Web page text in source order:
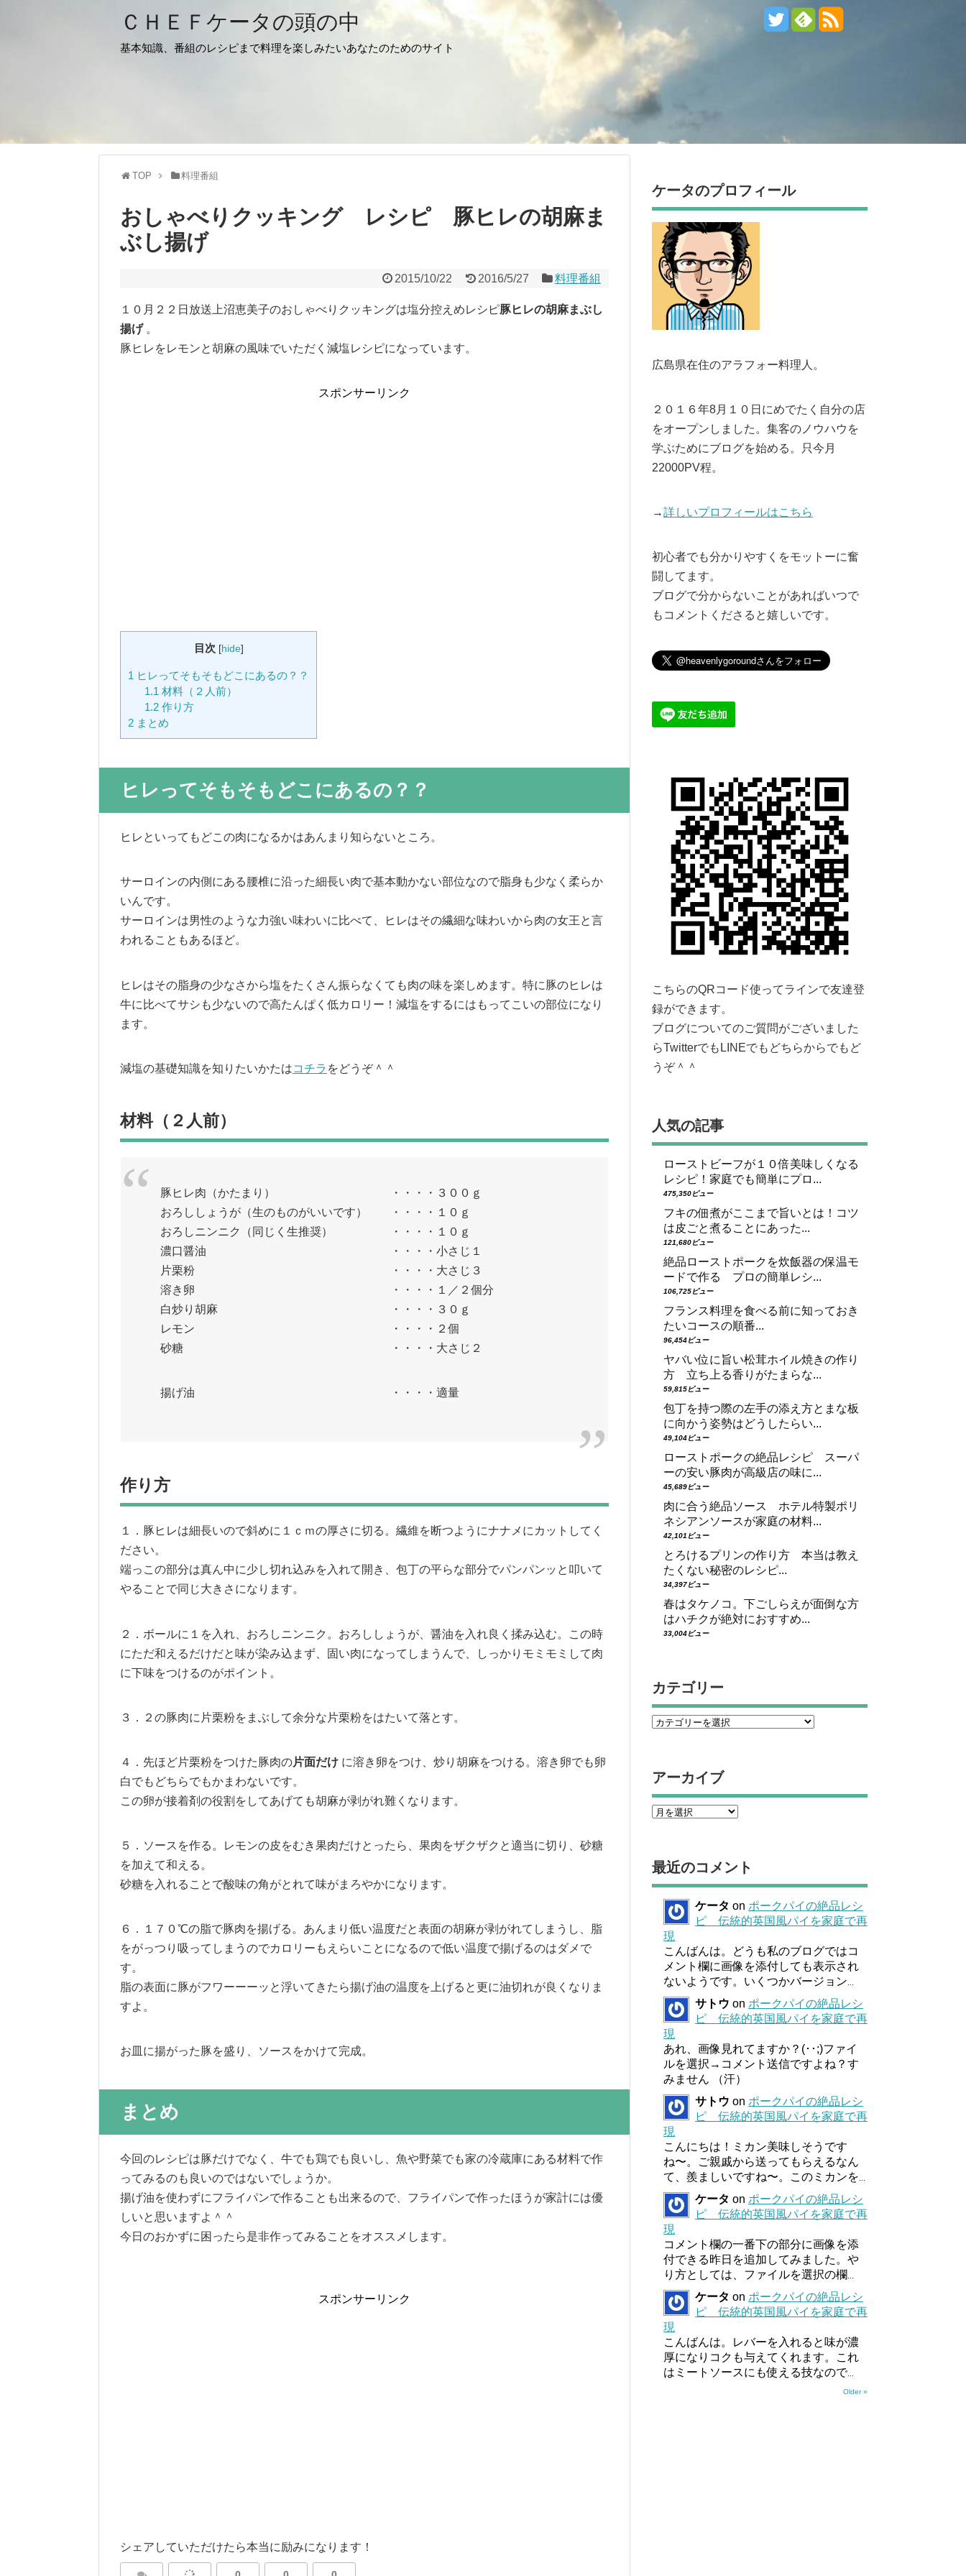
ＣＨＥＦケータの頭の中
基本知識、番組のレシピまで料理を楽しみたいあなたのためのサイト
TOP 料理番組
おしゃべりクッキング レシピ 豚ヒレの胡麻ま
ぶし揚げ
2015/10/22 2016/5/27 料理番組
１０月２２日放送上沼恵美子のおしゃべりクッキングは塩分控えめレシピ豚ヒレの胡麻まぶし
揚げ 。
豚ヒレをレモンと胡麻の風味でいただく減塩レシピになっています。
スポンサーリンク
目次 [hide]
1 ヒレってそもそもどこにあるの？？
1.1 材料（２人前）
1.2作り方
2 まとめ
ヒレってそもそもどこにあるの？？
ヒレといってもどこの肉になるかはあんまり知らないところ。
サーロインの内側にある腰椎に沿った細長い肉で基本動かない部位なので脂身も少なく柔らか
いんです。
サーロインは男性のような力強い味わいに比べて、ヒレはその繊細な味わいから肉の女王と言
われることもあるほど。
ヒレはその脂身の少なさから塩をたくさん振らなくても肉の味を楽しめます。特に豚のヒレは
牛に比べてサシも少ないので高たんぱく低カロリー！減塩をするにはもってこいの部位になり
ます。
減塩の基礎知識を知りたいかたはコチラ をどうぞ＾＾
材料（２人前）
豚ヒレ肉（かたまり） ・・・・３００ｇ
おろししょうが（生のものがいいです） ・・・・１０ｇ
おろしニンニク（同じく生推奨） ・・・・１０ｇ
濃口醤油 ・・・・小さじ１
片栗粉 ・・・・大さじ３
溶き卵 ・・・・１／２個分
白炒り胡麻 ・・・・３０ｇ
レモン ・・・・２個
砂糖 ・・・・大さじ２
揚げ油 ・・・・適量
作り方
１．豚ヒレは細長いので斜めに１ｃｍの厚さに切る。繊維を断つようにナナメにカットしてく
ださい。
端っこの部分は真ん中に少し切れ込みを入れて開き、包丁の平らな部分でパンパンッと叩いて
やることで同じ大きさになります。
２．ボールに１を入れ、おろしニンニク。おろししょうが、醤油を入れ良く揉み込む。この時
にただ和えるだけだと味が染み込まず、固い肉になってしまうんで、しっかりモミモミして肉
に下味をつけるのがポイント。
３．２の豚肉に片栗粉をまぶして余分な片栗粉をはたいて落とす。
４．先ほど片栗粉をつけた豚肉の片面だけ に溶き卵をつけ、炒り胡麻をつける。溶き卵でも卵
白でもどちらでもかまわないです。
この卵が接着剤の役割をしてあげても胡麻が剥がれ難くなります。
５．ソースを作る。レモンの皮をむき果肉だけとったら、果肉をザクザクと適当に切り、砂糖
を加えて和える。
砂糖を入れることで酸味の角がとれて味がまろやかになります。
６．１７０℃の脂で豚肉を揚げる。あんまり低い温度だと表面の胡麻が剥がれてしまうし、脂
をがっつり吸ってしまうのでカロリーもえらいことになるので低い温度で揚げるのはダメで
す。
脂の表面に豚がフワーーーッと浮いてきたら揚げ油の温度を上げると更に油切れが良くなりま
すよ。
お皿に揚がった豚を盛り、ソースをかけて完成。
まとめ
今回のレシピは豚だけでなく、牛でも鶏でも良いし、魚や野菜でも家の冷蔵庫にある材料で作
ってみるのも良いのではないでしょうか。
揚げ油を使わずにフライパンで作ることも出来るので、フライパンで作ったほうが家計には優
しいと思いますよ＾＾
今日のおかずに困ったら是非作ってみることをオススメします。
スポンサーリンク
シェアしていただけたら本当に励みになります！
ケータのプロフィール
広島県在住のアラフォー料理人。
２０１６年8月１０日にめでたく自分の店
をオープンしました。集客のノウハウを
学ぶためにブログを始める。只今月
22000PV程。
→詳しいプロフィールはこちら
初心者でも分かりやすくをモットーに奮
闘してます。
ブログで分からないことがあればいつで
もコメントくださると嬉しいです。
こちらのQRコード使ってラインで友達登
録ができます。
ブログについてのご質問がございました
らTwitterでもLINEでもどちらからでもど
うぞ＾＾
人気の記事
ローストビーフが１０倍美味しくなる
レシピ！家庭でも簡単にプロ...
475,350ビュー
フキの佃煮がここまで旨いとは！コツ
は皮ごと煮ることにあった...
121,680ビュー
絶品ローストポークを炊飯器の保温モ
ードで作る プロの簡単レシ...
106,725ビュー
フランス料理を食べる前に知っておき
たいコースの順番...
96,454ビュー
ヤバい位に旨い松茸ホイル焼きの作り
方 立ち上る香りがたまらな...
59,815ビュー
包丁を持つ際の左手の添え方とまな板
に向かう姿勢はどうしたらい...
49,104ビュー
ローストポークの絶品レシピ スーパ
ーの安い豚肉が高級店の味に...
45,689ビュー
肉に合う絶品ソース ホテル特製ポリ
ネシアンソースが家庭の材料...
42,101ビュー
とろけるプリンの作り方 本当は教え
たくない秘密のレシピ...
34,397ビュー
春はタケノコ。下ごしらえが面倒な方
はハチクが絶対におすすめ...
33,004ビュー
カテゴリー
アーカイブ
最近のコメント
ケータ on ポークパイの絶品レシ
ピ 伝統的英国風パイを家庭で再
現
こんばんは。どうも私のブログではコ
メント欄に画像を添付しても表示され
ないようです。いくつかバージョン
サトウ on ポークパイの絶品レシ
ピ 伝統的英国風パイを家庭で再
現
あれ、画像見れてますか？(･･;)ファイ
ルを選択→コメント送信ですよね？す
みません （汗）
サトウ on ポークパイの絶品レシ
ピ 伝統的英国風パイを家庭で再
現
こんにちは！ミカン美味しそうです
ね〜。ご親戚から送ってもらえるなん
て、羨ましいですね〜。このミカンを
ケータ on ポークパイの絶品レシ
ピ 伝統的英国風パイを家庭で再
現
コメント欄の一番下の部分に画像を添
付できる昨日を追加してみました。や
り方としては、ファイルを選択の欄
ケータ on ポークパイの絶品レシ
ピ 伝統的英国風パイを家庭で再
現
こんばんは。レバーを入れると味が濃
厚になりコクも与えてくれます。これ
はミートソースにも使える技なので...
Older »